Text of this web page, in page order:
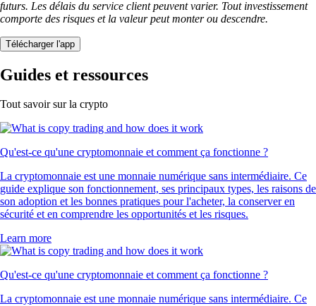
futurs. Les délais du service client peuvent varier. Tout investissement
comporte des risques et la valeur peut monter ou descendre.
Télécharger l'app
Guides et ressources
Tout savoir sur la crypto
Qu'est-ce qu'une cryptomonnaie et comment ça fonctionne ?
La cryptomonnaie est une monnaie numérique sans intermédiaire. Ce
guide explique son fonctionnement, ses principaux types, les raisons de
son adoption et les bonnes pratiques pour l'acheter, la conserver en
sécurité et en comprendre les opportunités et les risques.
Learn more
Qu'est-ce qu'une cryptomonnaie et comment ça fonctionne ?
La cryptomonnaie est une monnaie numérique sans intermédiaire. Ce